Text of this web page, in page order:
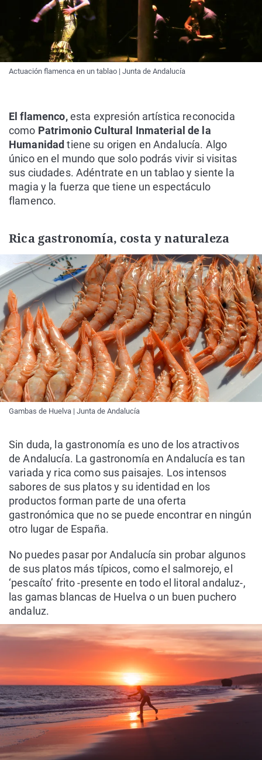
Actuación flamenca en un tablao | Junta de Andalucía
El flamenco,esta expresión artística reconocida
como Patrimonio Cultural Inmaterial de la
Humanidad tiene su origen en Andalucía. Algo
único en el mundo que solo podrás vivir si visitas
sus ciudades. Adéntrate en un tablao y siente la
magia y la fuerza que tiene un espectáculo
flamenco.
Rica gastronomía, costa y naturaleza
Gambas de Huelva | Junta de Andalucía
Sin duda, la gastronomía es uno de los atractivos
de Andalucía. La gastronomía en Andalucía es tan
variada y rica como sus paisajes. Los intensos
sabores de sus platos y su identidad en los
productos forman parte de una oferta
gastronómica que no se puede encontrar en ningún
otro lugar de España.
No puedes pasar por Andalucía sin probar algunos
de sus platos más típicos, como el salmorejo, el
‘pescaíto’ frito -presente en todo el litoral andaluz-,
las gamas blancas de Huelva o un buen puchero
andaluz.